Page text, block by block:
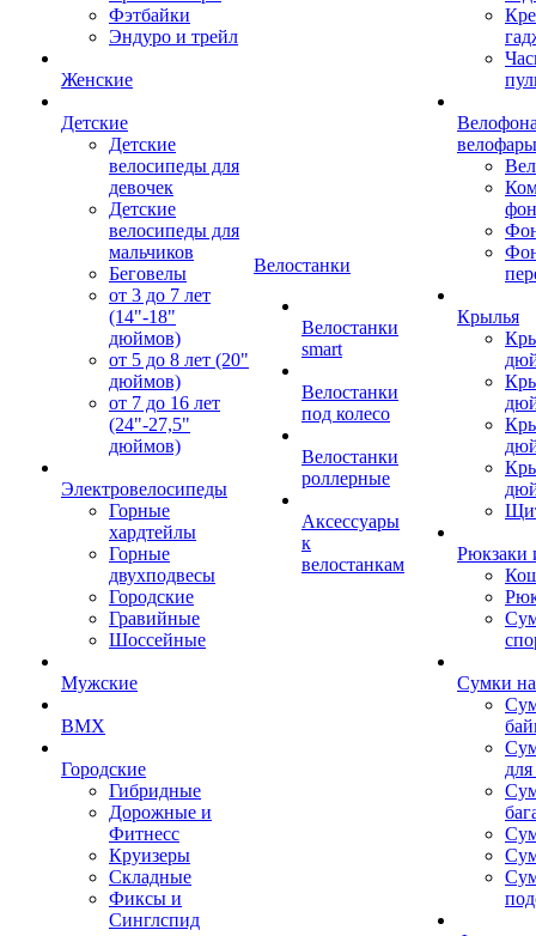
Фэтбайки
Эндуро и трейл
Женские
Детские
Детские
велосипеды для
девочек
Детские
велосипеды для
мальчиков
Беговелы
от 3 до 7 лет
(14"-18"
дюймов)
от 5 до 8 лет (20"
дюймов)
от 7 до 16 лет
(24"-27,5"
дюймов)
Электровелосипеды
Горные
хардтейлы
Горные
двухподвесы
Городские
Гравийные
Шоссейные
Мужские
BMX
Городские
Гибридные
Дорожные и
Фитнесс
Круизеры
Складные
Фиксы и
Синглспид
Велостанки
Велостанки
smart
Велостанки
под колесо
Велостанки
роллерные
Аксессуары
к
велостанкам
велофары
Крылья
Рюкзаки
Сумки